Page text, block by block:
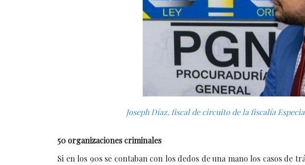
Joseph Díaz, fiscal de circuito de la fiscalía
50 organizaciones criminales
Si en los 90s se contaban con los dedos de una mano los casos de